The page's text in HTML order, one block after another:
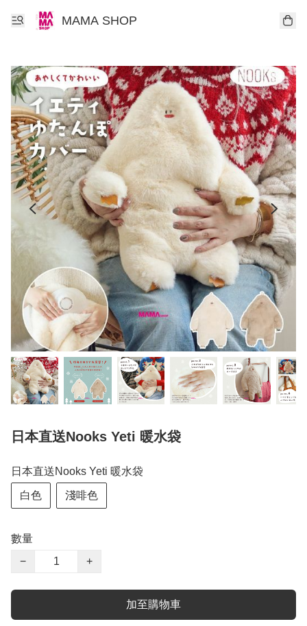
MAMA SHOP
日本直送Nooks Yeti 暖水袋
日本直送Nooks Yeti 暖水袋
白色 淺啡色
數量
−
+
加至購物車